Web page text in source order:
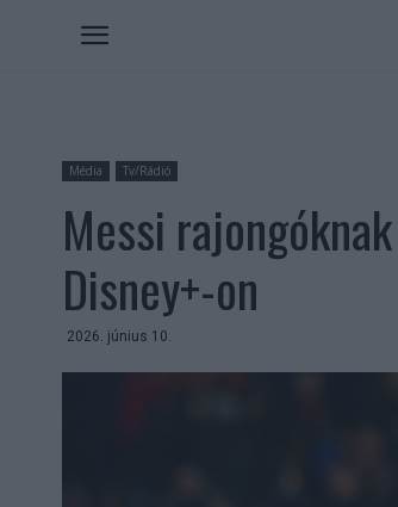
Média Tv/Rádió
Messi
Disney+-on
2026. június 10.